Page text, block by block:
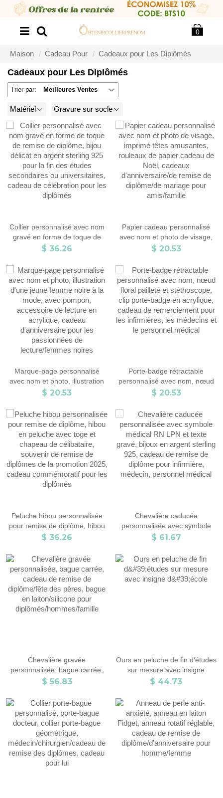
0
Maison Cadeau Pour Cadeaux pour Les Diplômés
Cadeaux pour Les Diplômés
Trier par: Meilleures Ventes
Matériel Gravure sur socle
Collier personnalisé avec nom
gravé en forme de toque de
remise de diplôme, bijou délicat
fin des études secondaires ou
universitaires, cadeau de
célébration pour les diplômés
$ 36.26
Papier cadeau personnalisé
avec nom et photo de visage,
imprimé têtes amusantes,
Noël, cadeaux
d'anniversaire/de remise de
diplôme/de mariage pour
amis/famille
$ 20.53
Marque-page personnalisé
avec nom et photo, illustration
d'une jeune femme noire à la
accessoire de lecture en
acrylique, cadeau
d'anniversaire pour les
passionnées de lecture/femmes
noires
$ 20.53
Porte-badge rétractable
personnalisé avec nom, nœud
floral pailleté et stéthoscope,
cadeau de remerciement pour
les infirmières, les médecins et
le personnel médical
$ 20.53
Peluche hibou personnalisée
pour remise de diplôme, hibou
en peluche avec toge et
souvenir de remise de diplômes
de la promotion 2025, cadeau
commémoratif pour les
diplômés
$ 36.26
Chevalière caducée
personnalisée avec symbole
médical RN LPN et texte gravé,
cadeau de remise de diplôme
pour infirmière, médecin,
personnel médical
$ 61.67
Chevalière gravée
personnalisée, bague carrée,
cadeau de remise de
en laiton/silicone pour
diplômés/hommes/famille
$ 56.83
Ours en peluche de fin d'études
sur mesure avec insigne
d'école
$ 44.73